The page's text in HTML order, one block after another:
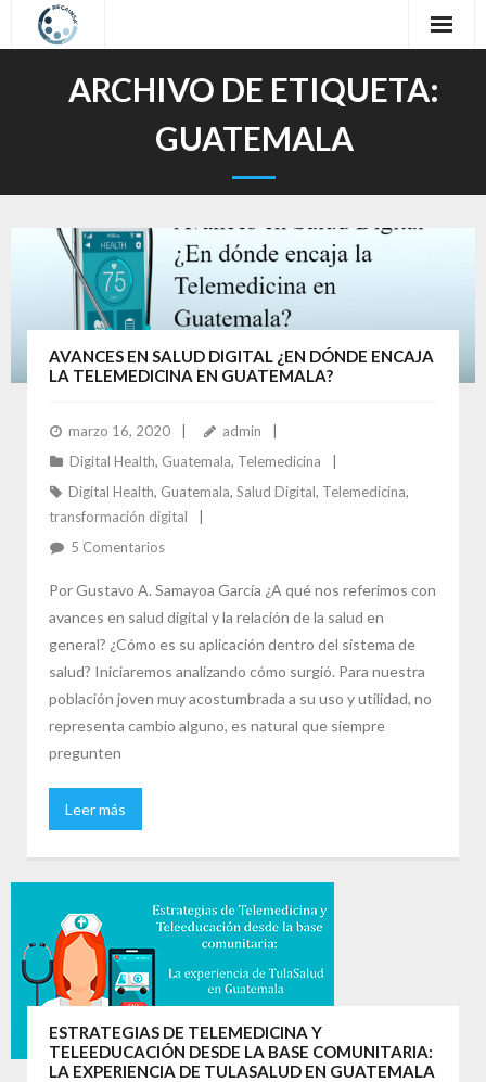
Contacto
Idioma / Language
ARCHIVO DE ETIQUETA:
GUATEMALA
AVANCES EN SALUD DIGITAL ¿EN DÓNDE ENCAJA
LA TELEMEDICINA EN GUATEMALA?
marzo 16, 2020
admin
Digital Health, Guatemala, Telemedicina
Digital Health, Guatemala, Salud Digital, Telemedicina,
transformación digital
5 Comentarios
Por Gustavo A. Samayoa García ¿A qué nos referimos con
avances en salud digital y la relación de la salud en
general? ¿Cómo es su aplicación dentro del sistema de
salud? Iniciaremos analizando cómo surgió. Para nuestra
población joven muy acostumbrada a su uso y utilidad, no
representa cambio alguno, es natural que siempre
pregunten
Leer más
ESTRATEGIAS DE TELEMEDICINA Y
TELEEDUCACIÓN DESDE LA BASE COMUNITARIA:
LA EXPERIENCIA DE TULASALUD EN GUATEMALA